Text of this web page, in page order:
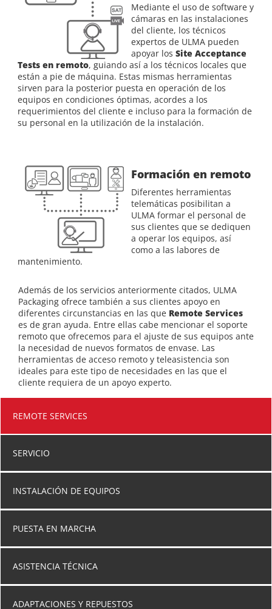
Mediante el uso de software y
cámaras en las instalaciones
del cliente, los técnicos
expertos de ULMA pueden
apoyar los Site Acceptance
Tests en remoto, guiando así a los técnicos locales que
están a pie de máquina. Estas mismas herramientas
sirven para la posterior puesta en operación de los
equipos en condiciones óptimas, acordes a los
requerimientos del cliente e incluso para la formación de
su personal en la utilización de la instalación.
Formación en remoto
Diferentes herramientas
telemáticas posibilitan a
ULMA formar el personal de
sus clientes que se dediquen
a operar los equipos, así
como a las labores de
mantenimiento.
Además de los servicios anteriormente citados, ULMA
Packaging ofrece también a sus clientes apoyo en
diferentes circunstancias en las que Remote Services
es de gran ayuda. Entre ellas cabe mencionar el soporte
remoto que ofrecemos para el ajuste de sus equipos ante
la necesidad de nuevos formatos de envase. Las
herramientas de acceso remoto y teleasistencia son
ideales para este tipo de necesidades en las que el
cliente requiera de un apoyo experto.
REMOTE SERVICES
SERVICIO
INSTALACIÓN DE EQUIPOS
PUESTA EN MARCHA
ASISTENCIA TÉCNICA
ADAPTACIONES Y REPUESTOS